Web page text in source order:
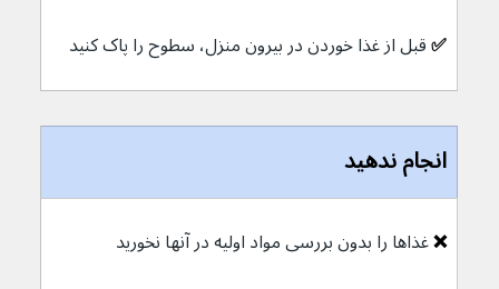
✅ قبل از غذا خوردن در بیرون منزل، سطوح را پاک کنید
انجام ندهید
❌ غذاها را بدون بررسی مواد اولیه در آنها نخورید